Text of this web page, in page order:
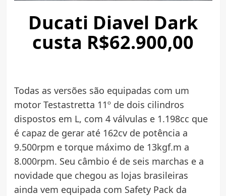
Ducati Diavel Dark
custa R$62.900,00
Todas as versões são equipadas com um
motor Testastretta 11º de dois cilindros
dispostos em L, com 4 válvulas e 1.198cc que
é capaz de gerar até 162cv de potência a
9.500rpm e torque máximo de 13kgf.m a
8.000rpm. Seu câmbio é de seis marchas e a
novidade que chegou as lojas brasileiras
ainda vem equipada com Safety Pack da